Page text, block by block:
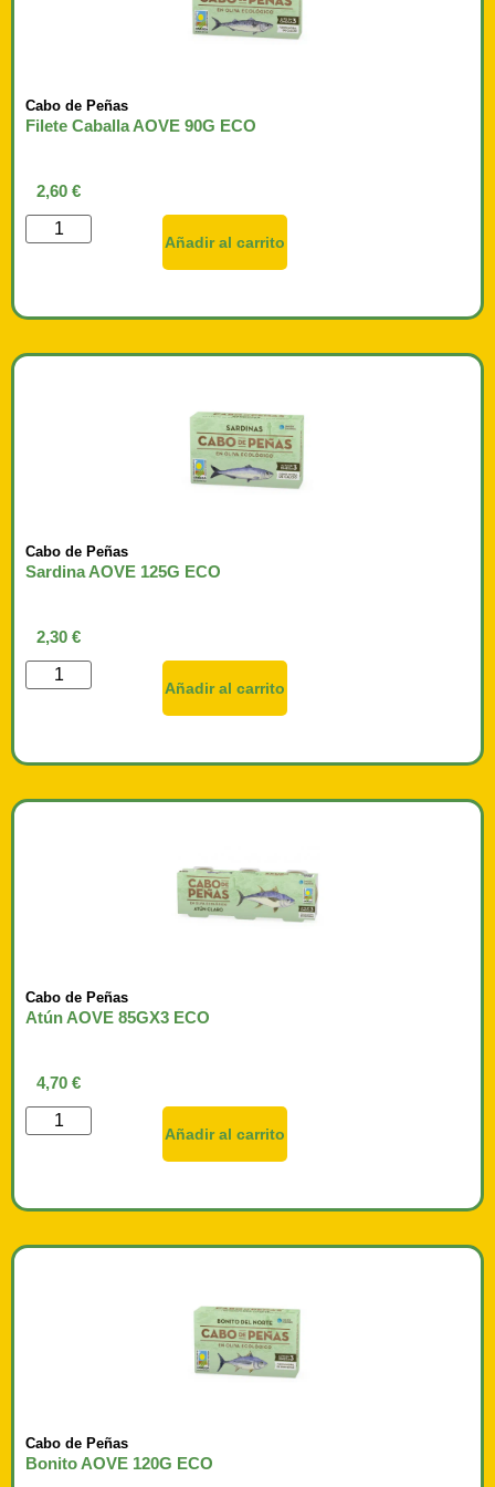
Cabo de Peñas
Filete Caballa AOVE 90G ECO
2,60 €
Añadir al carrito
Cabo de Peñas
Sardina AOVE 125G ECO
2,30 €
Añadir al carrito
Cabo de Peñas
Atún AOVE 85GX3 ECO
4,70 €
Añadir al carrito
Cabo de Peñas
Bonito AOVE 120G ECO